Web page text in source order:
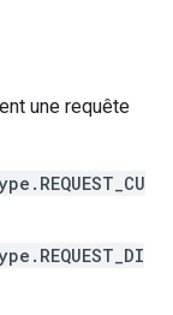
une requête